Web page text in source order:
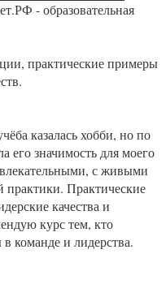
- образовательная
практические примеры
казалась хобби, но по
его значимость для моего
с живыми
практики. Практические
качества и
курс тем, кто
команде и лидерства.